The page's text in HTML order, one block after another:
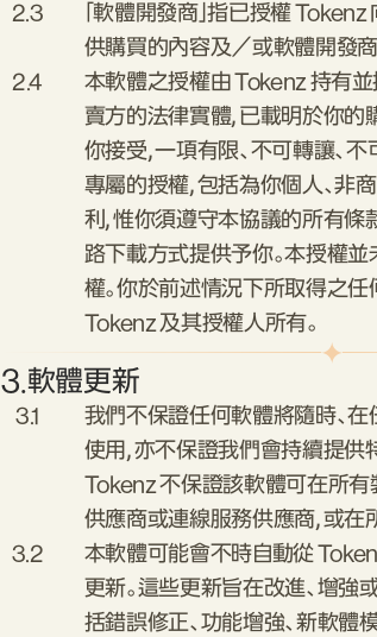
2.3
「軟體開發商」指已授權
供購買的內容及／或軟體開發
2.4
本軟體之授權由 Tokenz 持有
賣方的法律實體，已載明於你的
你接受，一項有限、不可轉讓、
專屬的授權，包括為你個人、
利，惟你須遵守本協議的所有條
路下載方式提供予你。本授權
權。你於前述情況下所取得之任
Tokenz 及其授權人所有。
3.軟體更新
3.1
我們不保證任何軟體將隨時、
使用，亦不保證我們會持續提供
Tokenz 不保證該軟體可在所有
供應商或連線服務供應商，或在
3.2
本軟體可能會不時自動從
更新。這些更新旨在改進、增強
括錯誤修正、功能增強、新軟體